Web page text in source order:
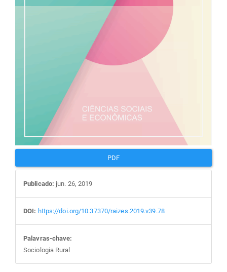
PDF
Publicado: jun. 26, 2019
DOI: https://doi.org/10.37370/raizes.2019.v39.78
Palavras-chave:
Sociologia Rural